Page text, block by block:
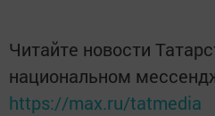
Читайте новости
национальном
https://max.ru/tatmedia